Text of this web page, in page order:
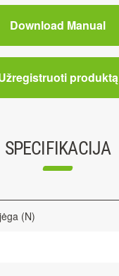
Download Manual
produktą
SPECIFIKACIJA
(N)